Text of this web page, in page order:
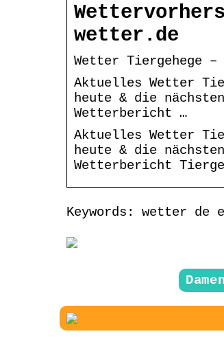
wetter.de
Wetter Tiergehege
Aktuelles Wetter
heute & die
Wetterbericht …
Aktuelles Wetter
heute & die
Wetterbericht
Keywords: wetter